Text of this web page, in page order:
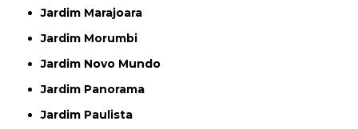
Jardim Marajoara
Jardim Morumbi
Jardim Novo Mundo
Jardim Panorama
Jardim Paulista